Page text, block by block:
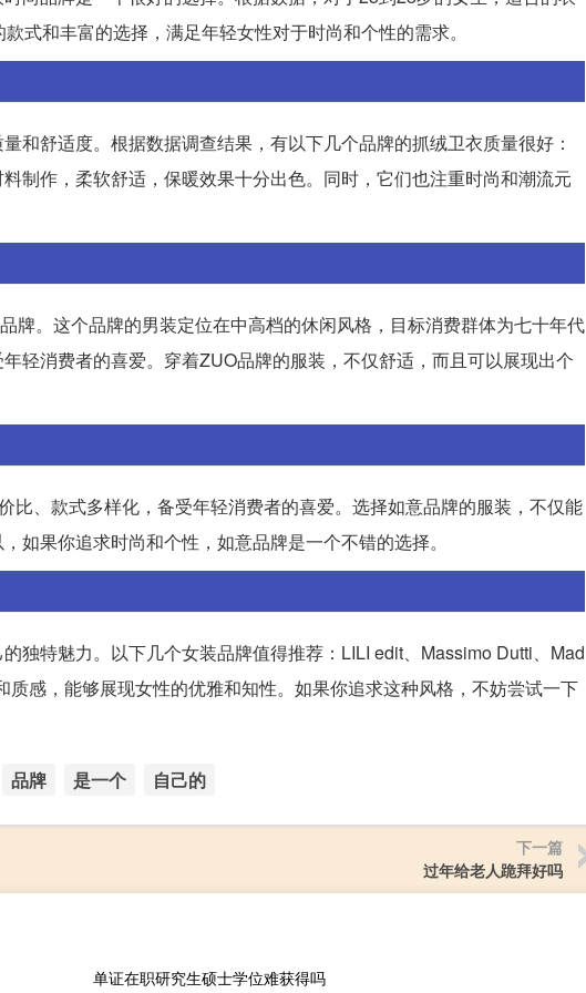
式和丰富的选择，满足年轻女性对于时尚和个性的需求。
和舒适度。根据数据调查结果，有以下几个品牌的抓绒卫衣质量很好：
制作，柔软舒适，保暖效果十分出色。同时，它们也注重时尚和潮流元
牌。这个品牌的男装定位在中高档的休闲风格，目标消费群体为七十年代
轻消费者的喜爱。穿着ZUO品牌的服装，不仅舒适，而且可以展现出个
比、款式多样化，备受年轻消费者的喜爱。选择如意品牌的服装，不仅能
如果你追求时尚和个性，如意品牌是一个不错的选择。
独特魅力。以下几个女装品牌值得推荐：LILI edit、Massimo Dutti、Mad
感，能够展现女性的优雅和知性。如果你追求这种风格，不妨尝试一下
品牌 是一个 自己的
下一篇
过年给老人跪拜好吗
单证在职研究生硕士学位难获得吗